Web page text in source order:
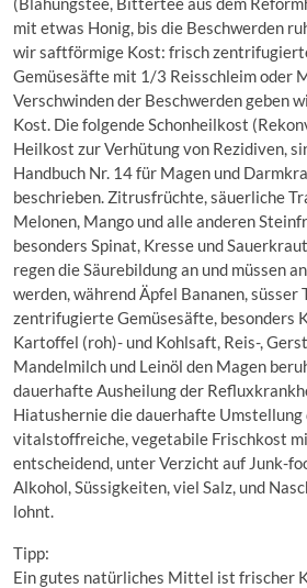
mit etwas Honig, bis die Beschwerden
wir saftförmige Kost: frisch
Gemüsesäfte mit 1/3 Reisschleim oder
Verschwinden der Beschwerden geben
Kost. Die folgende Schonheilkost
Heilkost zur Verhütung von Rezidiven,
Handbuch Nr. 14 für Magen und
beschrieben. Zitrusfrüchte, säuerliche
Melonen, Mango und alle anderen
besonders Spinat, Kresse und
regen die Säurebildung an und müssen
werden, während Äpfel Bananen, süsser
zentrifugierte Gemüsesäfte, besonders
Kartoffel (roh)- und Kohlsaft, Reis-,
Mandelmilch und Leinöl den Magen
dauerhafte Ausheilung der
Hiatushernie die dauerhafte Umstellung
vitalstoffreiche, vegetabile Frischkost
entscheidend, unter Verzicht auf Junk-
Alkohol, Süssigkeiten, viel Salz, und
lohnt.
Tipp:
Ein gutes natürliches Mittel ist frischer